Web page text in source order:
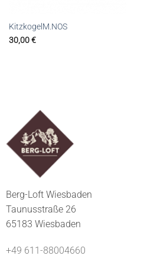
KitzkogelM.NOS
30,00€
Berg-Loft Wiesbaden
Taunusstraße 26
65183 Wiesbaden
+49 611-88004660